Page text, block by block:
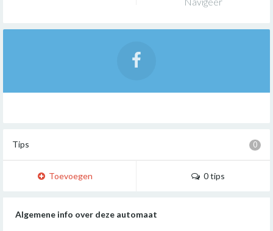
0
Tips
Toevoegen 0 tips
Algemene info over deze automaat